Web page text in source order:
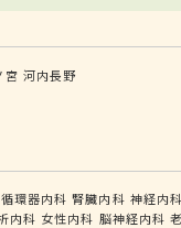
宮 河内長野
循環器内科 腎臓内科 神経内科
内科 女性内科 脳神経内科